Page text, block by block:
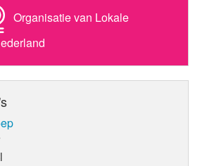
Organisatie van Lokale